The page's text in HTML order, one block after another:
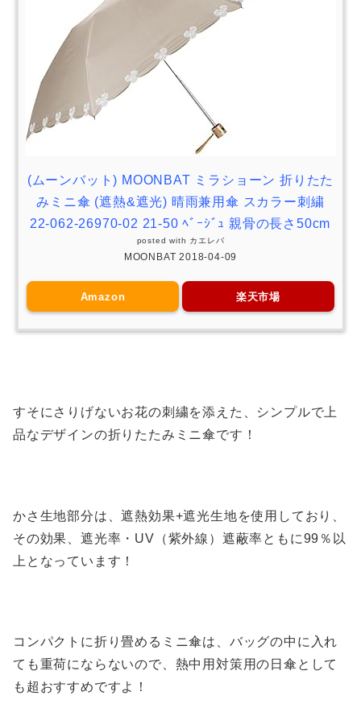
(ムーンバット) MOONBAT ミラショーン 折りたた
みミニ傘 (遮熱&遮光) 晴雨兼用傘 スカラー刺繍
22-062-26970-02 21-50 ﾍﾞｰｼﾞｭ 親骨の長さ50cm
posted with カエレバ
MOONBAT 2018-04-09
Amazon 楽天市場
すそにさりげないお花の刺繍を添えた、シンプルで上
品なデザインの折りたたみミニ傘です！
かさ生地部分は、遮熱効果+遮光生地を使用しており、
その効果、遮光率・UV（紫外線）遮蔽率ともに99％以
上となっています！
コンパクトに折り畳めるミニ傘は、バッグの中に入れ
ても重荷にならないので、熱中用対策用の日傘として
も超おすすめですよ！